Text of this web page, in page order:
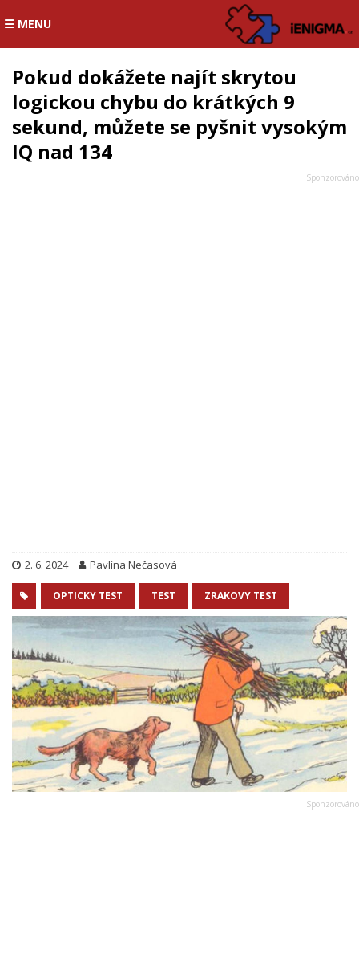
☰ MENU
Pokud dokážete najít skrytou
logickou chybu do krátkých 9
sekund, můžete se pyšnit vysokým
IQ nad 134
2. 6. 2024 Pavlína Nečasová
OPTICKY TEST TEST ZRAKOVY TEST